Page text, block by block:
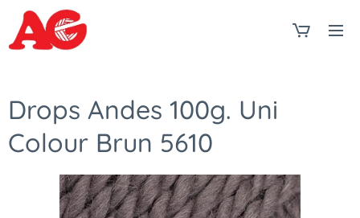
Drops Andes 100g. Uni
Colour Brun 5610